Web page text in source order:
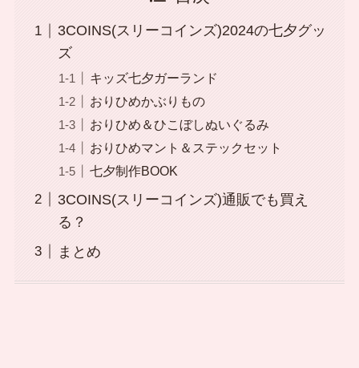
3COINS(スリーコインズ)2024の七夕グッ
ズ
キッズ七夕ガーランド
おりひめかぶりもの
おりひめ＆ひこぼしぬいぐるみ
おりひめマント＆ステックセット
七夕制作BOOK
3COINS(スリーコインズ)通販でも買え
る？
まとめ